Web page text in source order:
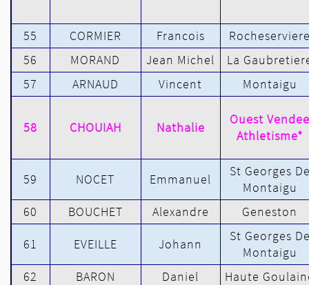
55 CORMIER Francois
56
MORAND Jean Michel
La
57
ARNAUD Vincent Montaigu
58 CHOUIAH Nathalie
Ouest Vendee
Athletisme*
59 NOCET Emmanuel
St Georges
Montaigu
60
BOUCHET Alexandre Geneston
61 EVEILLE Johann
St Georges
Montaigu
62
BARON Daniel Haute